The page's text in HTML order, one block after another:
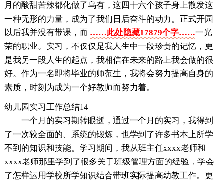
月的酸甜苦辣都化做了乌有，这四十六个孩子身上散发这
一种无形的力量，成为了我们日后奋斗的动力。正式开园
以后我并没有带课，而 ……此处隐藏17879个字……一光
荣的职业。实习，不仅仅是我人生中一段珍贵的记忆，更
是我另一段人生的起点，我相信在未来的路上我会做的很
好。作为一名即将毕业的师范生，我将会努力提高自身的
素质，时刻为成为一个好教师而努力着。
幼儿园实习工作总结14
一个月的实习期转眼逝，通过一个月的实习，我得到
了一次较全面的、系统的锻炼，也学到了许多书本上所学
不到的知识和技能。学习期间，我从班主任xxxx老师和
xxxx老师那里学到了很多关于班级管理方面的经验，学会
了怎样运用学校所学知识结合带班实际提高幼教工作。更